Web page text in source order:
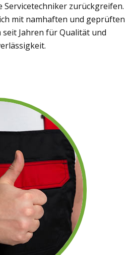
zurückgreifen.
mit namhaften und geprüften
Jahren für Qualität und